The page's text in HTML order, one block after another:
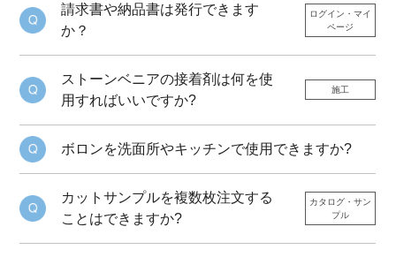
請求書や納品書は発行できます
か？
ログイン・マイ
ページ
ストーンベニアの接着剤は何を使
用すればいいですか?
施工
ボロンを洗面所やキッチンで使用できますか?
カットサンプルを複数枚注文する
ことはできますか?
カタログ・サン
プル